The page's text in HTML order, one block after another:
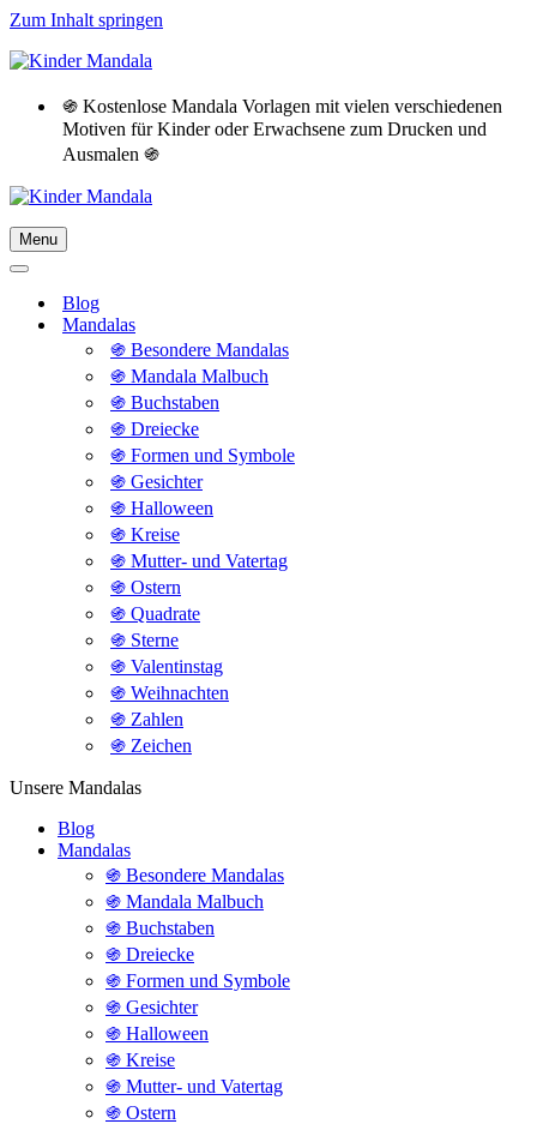
Zum Inhalt springen
֍ Kostenlose Mandala Vorlagen mit vielen verschiedenen
Motiven für Kinder oder Erwachsene zum Drucken und
Ausmalen ֍
Menu
Navigationsmenü
Navigationsmenü
Blog
Mandalas
֍ Besondere Mandalas
֍ Mandala Malbuch
֍ Buchstaben
֍ Dreiecke
֍ Formen und Symbole
֍ Gesichter
֍ Halloween
֍ Kreise
֍ Mutter- und Vatertag
֍ Ostern
֍ Quadrate
֍ Sterne
֍ Valentinstag
֍ Weihnachten
֍ Zahlen
֍ Zeichen
Unsere Mandalas
Blog
Mandalas
֍ Besondere Mandalas
֍ Mandala Malbuch
֍ Buchstaben
֍ Dreiecke
֍ Formen und Symbole
֍ Gesichter
֍ Halloween
֍ Kreise
֍ Mutter- und Vatertag
֍ Ostern